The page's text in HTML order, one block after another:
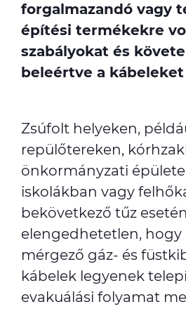
forgalmazandó vagy
építési termékekre
szabályokat és
beleértve a kábeleket
Zsúfolt helyeken,
repülőtereken,
önkormányzati
iskolákban vagy
bekövetkező tűz esetén
elengedhetetlen, hogy
mérgező gáz- és
kábelek legyenek
evakuálási folyamat